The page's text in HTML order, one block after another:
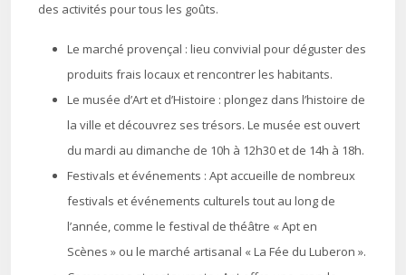
des activités pour tous les goûts.
Le marché provençal : lieu convivial pour déguster des
produits frais locaux et rencontrer les habitants.
Le musée d’Art et d’Histoire : plongez dans l’histoire de
la ville et découvrez ses trésors. Le musée est ouvert
du mardi au dimanche de 10h à 12h30 et de 14h à 18h.
Festivals et événements : Apt accueille de nombreux
festivals et événements culturels tout au long de
l’année, comme le festival de théâtre « Apt en
Scènes » ou le marché artisanal « La Fée du Luberon ».